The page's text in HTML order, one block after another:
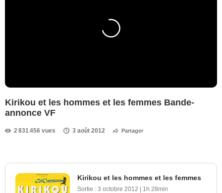
Kirikou et les hommes et les femmes Bande-
annonce VF
2 831 456 vues 3 août 2012 Partager
Kirikou et les hommes et les femmes
Sortie : 3 octobre 2012 | 1h 28min